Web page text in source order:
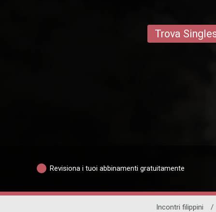
Trova
Revisiona i tuoi abbinamenti gratuitamente
Incontri filippini /